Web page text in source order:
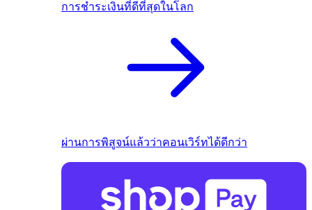
การชำระเงินที่ดีที่สุดในโลก
ผ่านการพิสูจน์แล้วว่าคอนเวิร์ทได้ดีกว่า